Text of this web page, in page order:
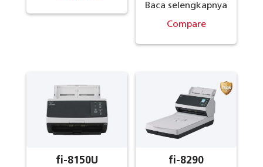
Baca selengkapnya
Compare
fi-8150U fi-8290